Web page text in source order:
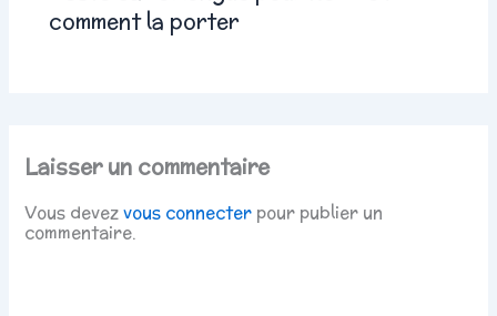
comment la porter
Laisser un commentaire
Vous devezvous connecter pour publier un
commentaire.